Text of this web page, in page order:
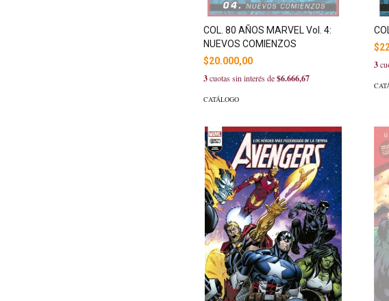
COL. 80 AÑOS MARVEL Vol. 4:
NUEVOS COMIENZOS
$20.000,00
3cuotas sin interés de$6.666,67
CATÁLOGO
3